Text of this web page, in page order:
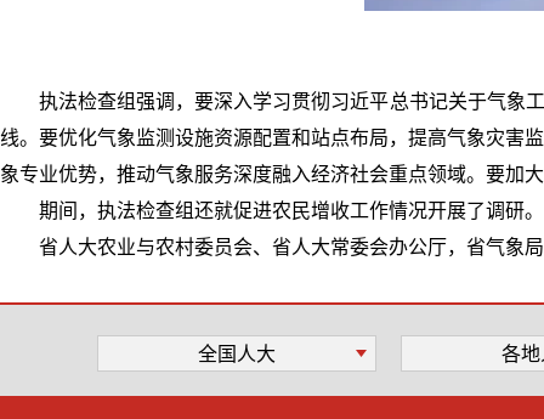
执法检查组强调，要深入学习贯彻习近平总书记关于气象
线。要优化气象监测设施资源配置和站点布局，提高气象灾害
象专业优势，推动气象服务深度融入经济社会重点领域。要加
期间，执法检查组还就促进农民增收工作情况开展了调研。
省人大农业与农村委员会、省人大常委会办公厅，省气象
全国人大 各